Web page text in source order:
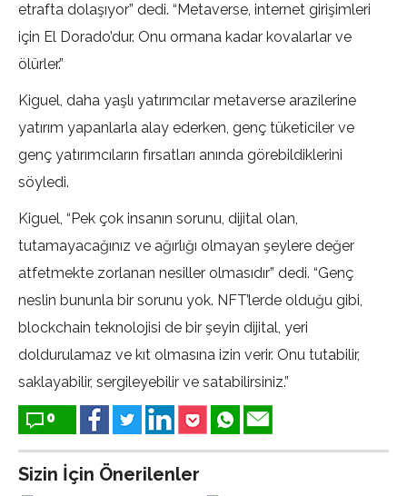
etrafta dolaşıyor” dedi. “Metaverse, internet girişimleri
için El Dorado’dur. Onu ormana kadar kovalarlar ve
ölürler.”
Kiguel, daha yaşlı yatırımcılar metaverse arazilerine
yatırım yapanlarla alay ederken, genç tüketiciler ve
genç yatırımcıların fırsatları anında görebildiklerini
söyledi.
Kiguel, “Pek çok insanın sorunu, dijital olan,
tutamayacağınız ve ağırlığı olmayan şeylere değer
atfetmekte zorlanan nesiller olmasıdır” dedi. “Genç
neslin bununla bir sorunu yok. NFT’lerde olduğu gibi,
blockchain teknolojisi de bir şeyin dijital, yeri
doldurulamaz ve kıt olmasına izin verir. Onu tutabilir,
saklayabilir, sergileyebilir ve satabilirsiniz.”
0
Sizin İçin Önerilenler